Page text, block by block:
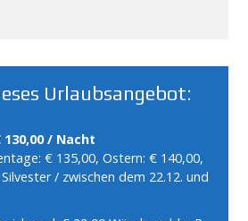
Urlaubsangebot:
/ Nacht
€ 135,00, Ostern: € 140,00,
/ zwischen dem 22.12. und